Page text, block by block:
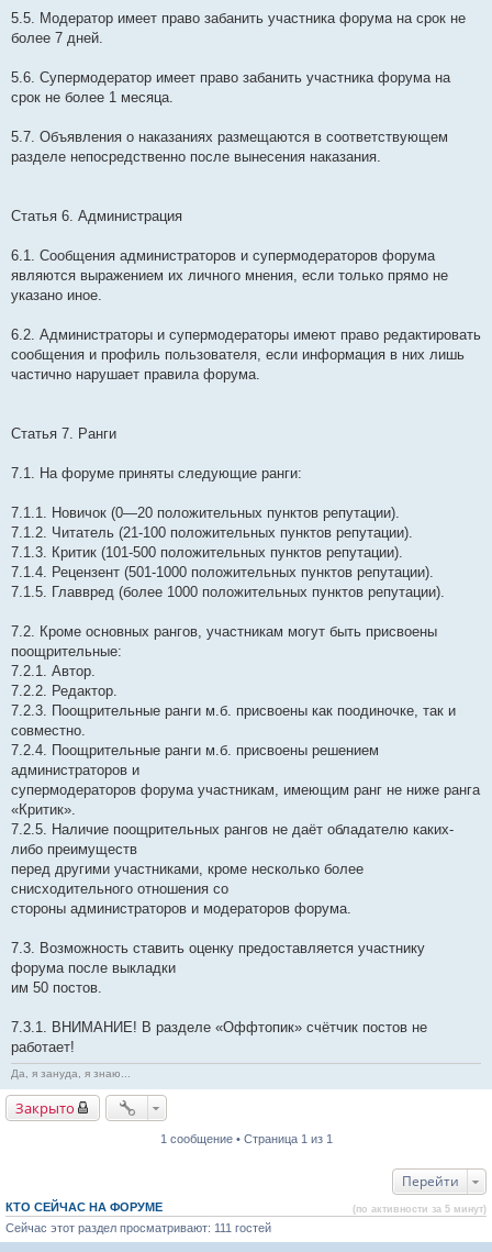
5.5. Модератор имеет право забанить участника форума на срок не
более 7 дней.
5.6. Супермодератор имеет право забанить участника форума на
срок не более 1 месяца.
5.7. Объявления о наказаниях размещаются в соответствующем
разделе непосредственно после вынесения наказания.
Статья 6. Администрация
6.1. Сообщения администраторов и супермодераторов форума
являются выражением их личного мнения, если только прямо не
указано иное.
6.2. Администраторы и супермодераторы имеют право редактировать
сообщения и профиль пользователя, если информация в них лишь
частично нарушает правила форума.
Статья 7. Ранги
7.1. На форуме приняты следующие ранги:
7.1.1. Новичок (0—20 положительных пунктов репутации).
7.1.2. Читатель (21-100 положительных пунктов репутации).
7.1.3. Критик (101-500 положительных пунктов репутации).
7.1.4. Рецензент (501-1000 положительных пунктов репутации).
7.1.5. Главвред (более 1000 положительных пунктов репутации).
7.2. Кроме основных рангов, участникам могут быть присвоены
поощрительные:
7.2.1. Автор.
7.2.2. Редактор.
7.2.3. Поощрительные ранги м.б. присвоены как поодиночке, так и
совместно.
7.2.4. Поощрительные ранги м.б. присвоены решением
администраторов и
супермодераторов форума участникам, имеющим ранг не ниже ранга
«Критик».
7.2.5. Наличие поощрительных рангов не даёт обладателю каких-
либо преимуществ
перед другими участниками, кроме несколько более
снисходительного отношения со
стороны администраторов и модераторов форума.
7.3. Возможность ставить оценку предоставляется участнику
форума после выкладки
им 50 постов.
7.3.1. ВНИМАНИЕ! В разделе «Оффтопик» счётчик постов не
работает!
Да, я зануда, я знаю...
Закрыто
1 сообщение • Страница 1 из 1
Перейти
КТО СЕЙЧАС НА ФОРУМЕ (по активности за 5 минут)
Сейчас этот раздел просматривают: 111 гостей